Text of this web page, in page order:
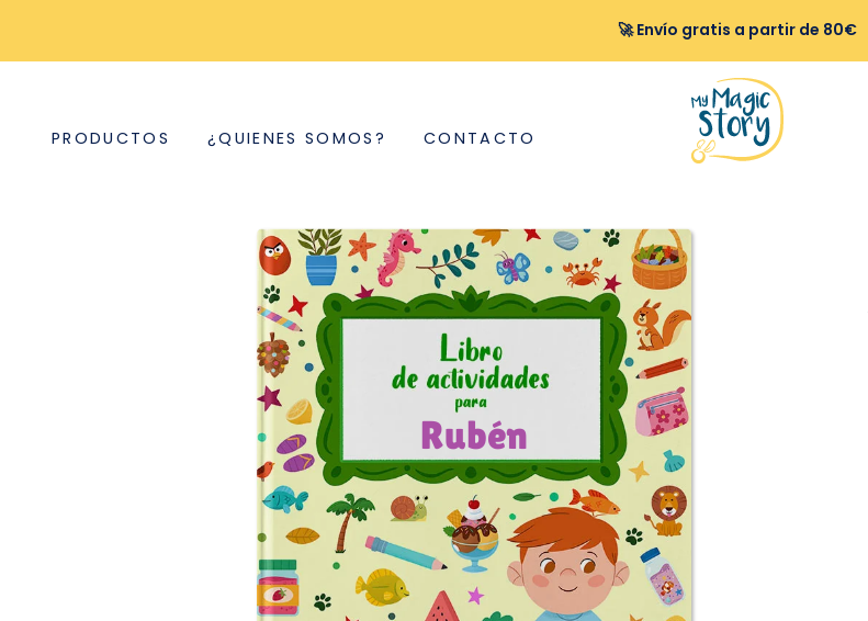
🚀 Envío gratis a partir de 80€
PRODUCTOS ¿QUIENES SOMOS? CONTACTO
Rubén